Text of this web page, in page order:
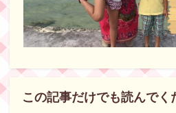
この記事だけでも読んでく